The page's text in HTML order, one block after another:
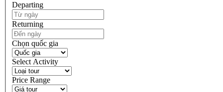
Departing
Returning
Chọn quốc gia
Select Activity
Price Range